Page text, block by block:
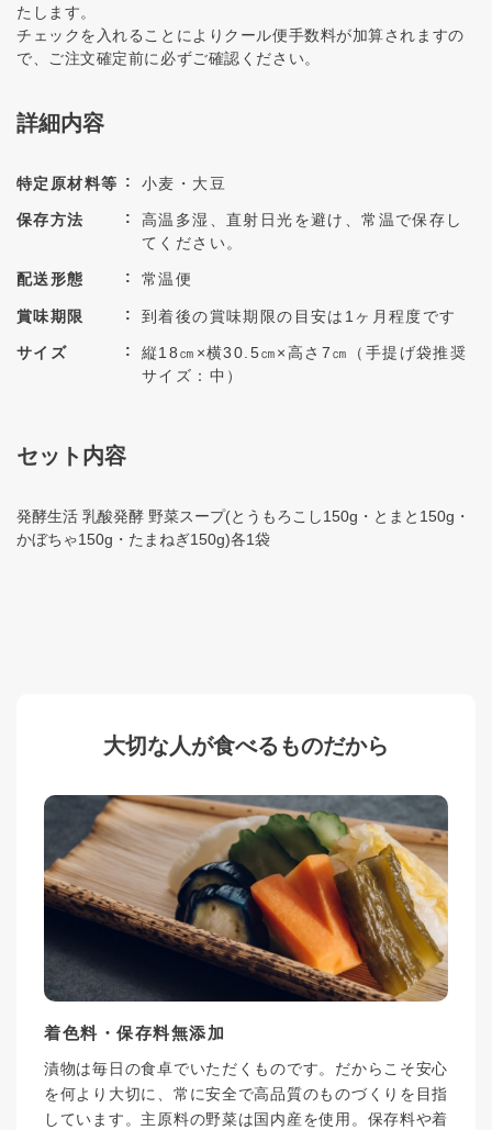
たします。
チェックを入れることによりクール便手数料が加算されますの
で、ご注文確定前に必ずご確認ください。
詳細内容
特定原材料等 小麦・大豆
保存方法
高温多湿、直射日光を避け、常温で保存し
てください。
配送形態 常温便
賞味期限 到着後の賞味期限の目安は1ヶ月程度です
サイズ
縦18㎝×横30.5㎝×高さ7㎝（手提げ袋推奨
サイズ：中）
セット内容
発酵生活 乳酸発酵 野菜スープ(とうもろこし150g・とまと150g・
かぼちゃ150g・たまねぎ150g)各1袋
大切な人が食べるものだから
着色料・保存料無添加
漬物は毎日の食卓でいただくものです。だからこそ安心
を何より大切に、常に安全で高品質のものづくりを目指
しています。主原料の野菜は国内産を使用。保存料や着